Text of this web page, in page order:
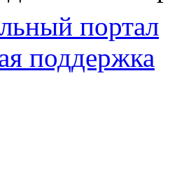
портал
поддержка